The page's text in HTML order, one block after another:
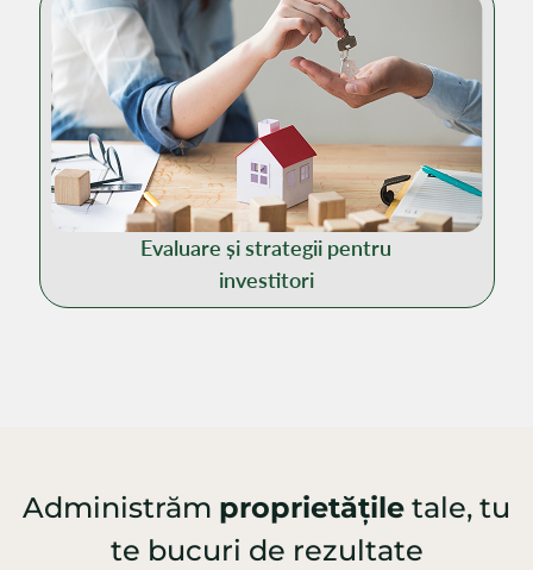
Evaluare și strategii pentru
investitori
Administrăm proprietățile tale, tu
te bucuri de rezultate